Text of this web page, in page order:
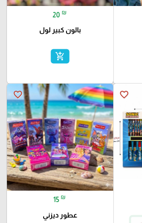
20 ₪
بالون كبير لول
add_shopping_cart
favorite_border
favorite_border
15 ₪
عطور ديزني